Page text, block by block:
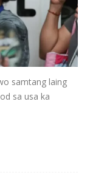
samtang laing
sa usa ka